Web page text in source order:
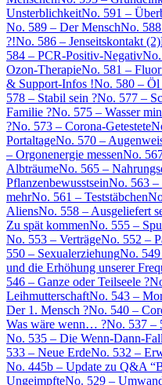
UnsterblichkeitNo. 591 –
No. 589 – Der MenschNo.
?!No. 586 – Jenseitskontakt (2)
584 – PCR-Positiv-Negativ
Ozon-TherapieNo. 581 –
& Support-Infos !No. 580 – Öl
578 – Stabil sein ?No. 577 –
Familie ?No. 575 – Wasser
?No. 573 – Corona-Getestete
PortaltageNo. 570 –
– Orgonenergie messenNo.
AlbträumeNo. 565 –
PflanzenbewusstseinNo. 563 –
mehrNo. 561 – Teststäbchen
AliensNo. 558 – Ausgeliefert
Zu spät kommenNo. 555 –
No. 553 – VerträgeNo. 552 –
550 – SexualerziehungNo.
und die Erhöhung unserer
546 – Ganze oder Teilseele ?
LeihmutterschaftNo. 543 –
Der 1. Mensch ?No. 540 –
Was wäre wenn… ?No. 537 –
No. 535 – Die Wenn-Dann-
533 – Neue ErdeNo. 532 –
No. 445b – Update zu Q&A
UngeimpfteNo. 529 –